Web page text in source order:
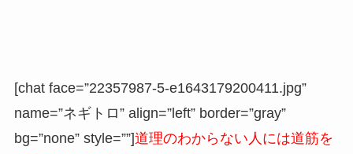
[chat face=”22357987-5-e1643179200411.jpg”
name=”ネギトロ” align=”left” border=”gray”
bg=”none” style=””]道理のわからない人には道筋を